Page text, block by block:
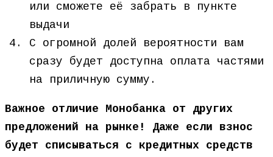
или сможете её забрать в пункте
выдачи
С огромной долей вероятности вам
сразу будет доступна оплата частями
на приличную сумму.
Важное отличие Монобанка от других
предложений на рынке! Даже если взнос
будет списываться с кредитных средств